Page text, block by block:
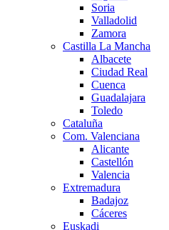
Soria
Valladolid
Zamora
Castilla La Mancha
Albacete
Ciudad Real
Cuenca
Guadalajara
Toledo
Cataluña
Com. Valenciana
Alicante
Castellón
Valencia
Extremadura
Badajoz
Cáceres
Euskadi